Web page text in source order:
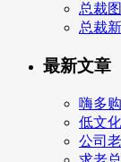
总裁
总裁
最新文章
嗨多
低文
公司